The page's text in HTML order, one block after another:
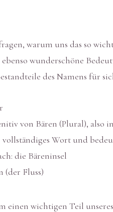
warum uns das so
wunderschöne
des Namens für
von Bären (Plural), also
Wort und
die Bäreninsel
(der Fluss)
einen wichtigen Teil